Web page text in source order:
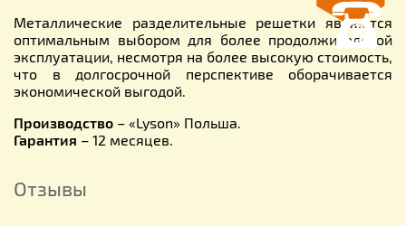
Металлические разделительные решетки являются
оптимальным выбором для более продолжительной
эксплуатации, несмотря на более высокую стоимость,
что в долгосрочной перспективе оборачивается
экономической выгодой.
Производство – «Lyson» Польша.
Гарантия – 12 месяцев.
Отзывы